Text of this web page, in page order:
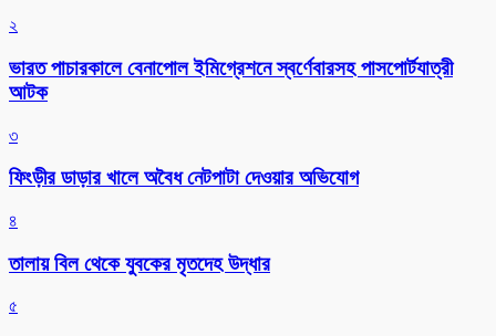
২
ভারত পাচারকালে বেনাপোল ইমিগ্রেশনে স্বর্ণেবারসহ পাসপোর্টযাত্রী
আটক
৩
ফিংড়ীর ডাড়ার খালে অবৈধ নেটপাটা দেওয়ার অভিযোগ
৪
তালায় বিল থেকে যুবকের মৃতদেহ উদ্ধার
৫